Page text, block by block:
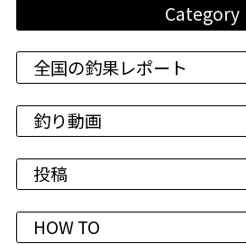
Category
全国の釣果レポート
釣り動画
投稿
HOW TO